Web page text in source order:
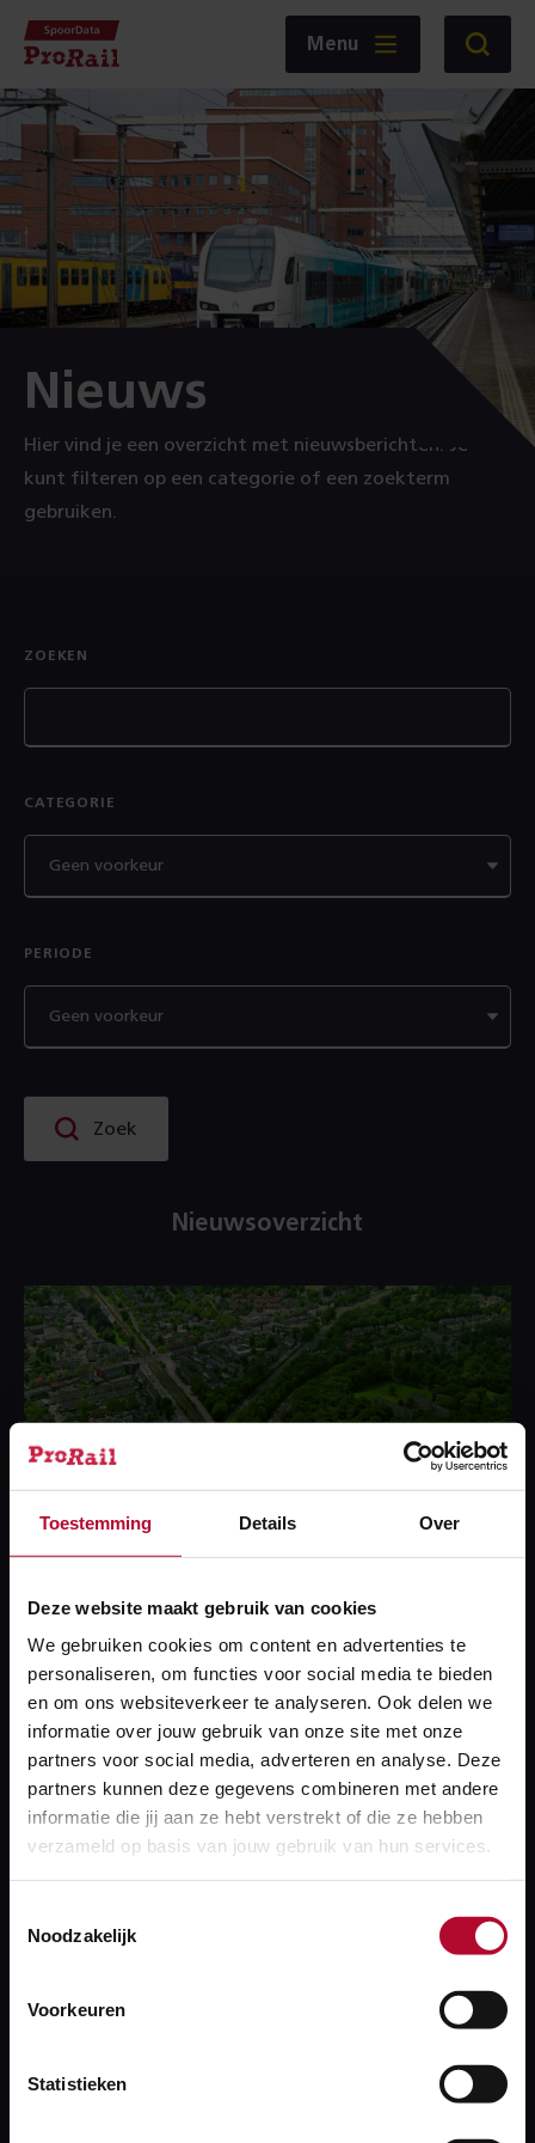
Toestemming Details Over
Deze website maakt gebruik van cookies
We gebruiken cookies om content en advertenties te
personaliseren, om functies voor social media te bieden
en om ons websiteverkeer te analyseren. Ook delen we
informatie over jouw gebruik van onze site met onze
partners voor social media, adverteren en analyse. Deze
partners kunnen deze gegevens combineren met andere
informatie die jij aan ze hebt verstrekt of die ze hebben
verzameld op basis van jouw gebruik van hun services.
Noodzakelijk
Voorkeuren
Statistieken
Navigatie
Homepage
ProRail
Menu Zoeken
:Nieuws
Hier vind je een overzicht met nieuwsberichten. Je
kunt filteren op een categorie of een zoekterm
gebruiken.
ZOEKEN
CATEGORIE
PERIODE
Zoek
Nieuwsoverzicht
Nieuwe publicatie Luchtfoto service
22 januari 2025